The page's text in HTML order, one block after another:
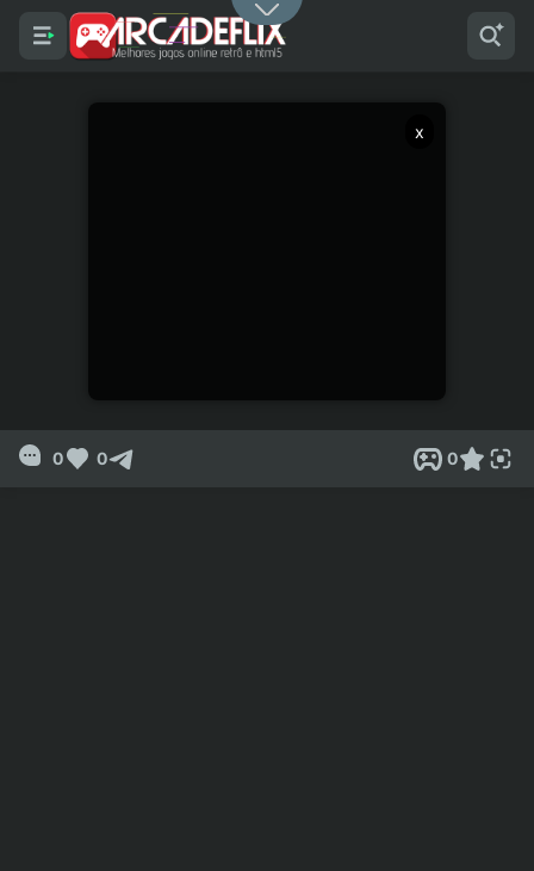
x
0 0 0